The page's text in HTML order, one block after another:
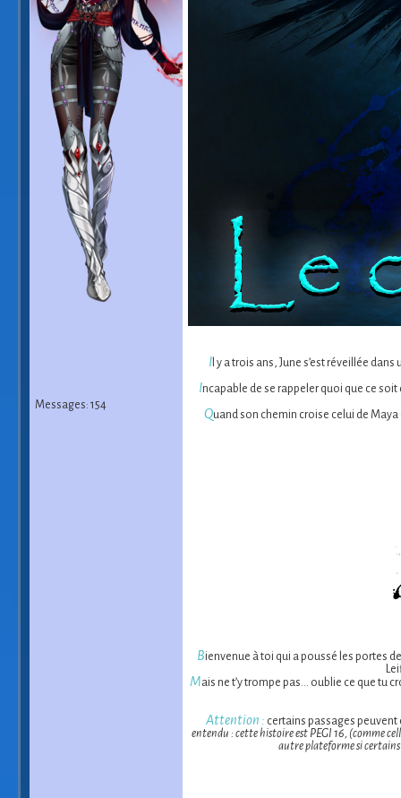
Messages: 154
Il y a trois ans, June s’est réveillée
Incapable de se rappeler quoi que ce soit
Quand son chemin croise celui de
Bienvenue à toi qui a poussé les portes
Mais ne t’y trompe pas… oublie ce que tu
Attention : certains passages
entendu : cette histoire est PEGI 16, (comme
autre plateforme si certains